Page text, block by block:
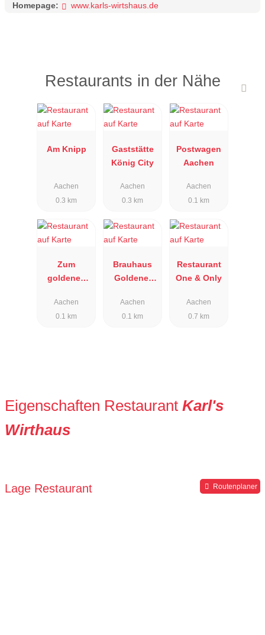
Homepage: www.karls-wirtshaus.de
Restaurants in der Nähe
Am Knipp
Aachen
0.3 km
Gaststätte
König City
Aachen
0.3 km
Postwagen
Aachen
Aachen
0.1 km
Zum
goldenen
Aachen
0.1 km
Brauhaus
Goldener
Aachen
0.1 km
Restaurant
One & Only
Aachen
0.7 km
Eigenschaften Restaurant Karl's
Wirthaus
Lage Restaurant Routenplaner